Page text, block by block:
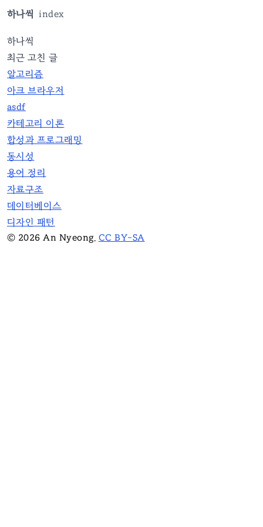
하나씩 index
하나씩
최근 고친 글
알고리즘
아크 브라우저
asdf
카테고리 이론
합성과 프로그래밍
동시성
용어 정리
자료구조
데이터베이스
디자인 패턴
© 2026 An Nyeong. CC BY-SA